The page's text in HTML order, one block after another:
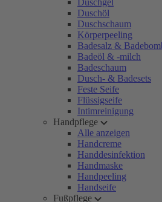
Duschgel
Duschöl
Duschschaum
Körperpeeling
Badesalz &
Badeöl & -milch
Badeschaum
Dusch- & Badesets
Feste Seife
Flüssigseife
Intimreinigung
Handpflege
Alle anzeigen
Handcreme
Handdesinfektion
Handmaske
Handpeeling
Handseife
Fußpflege